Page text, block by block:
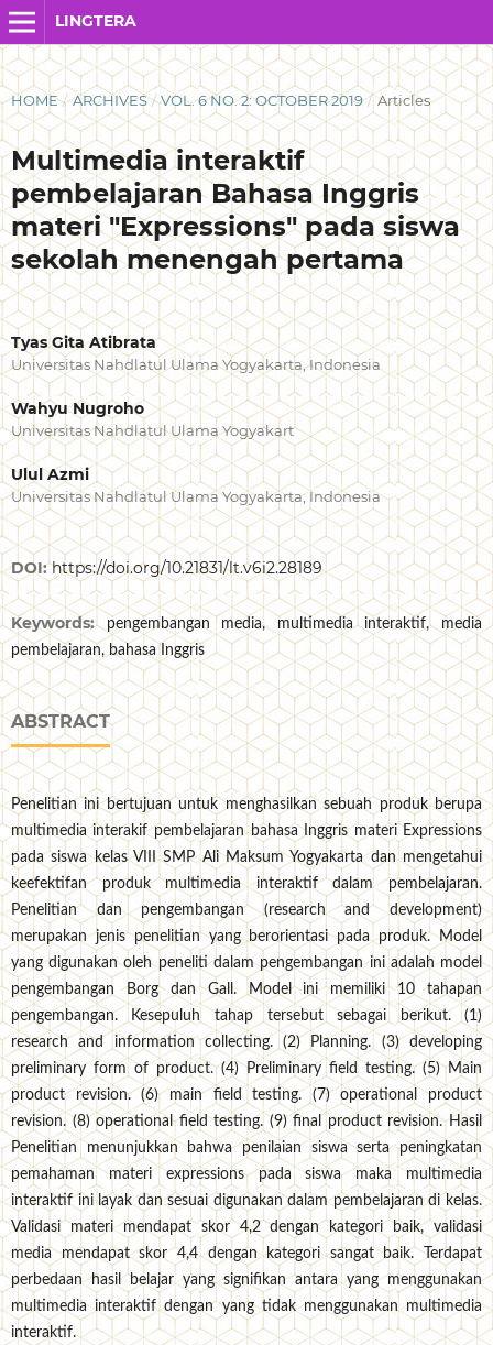
LINGTERA
HOME / ARCHIVES / VOL. 6 NO. 2: OCTOBER 2019 / Articles
Multimedia interaktif
pembelajaran Bahasa Inggris
materi "Expressions" pada siswa
sekolah menengah pertama
Tyas Gita Atibrata
Universitas Nahdlatul Ulama Yogyakarta, Indonesia
Wahyu Nugroho
Universitas Nahdlatul Ulama Yogyakart
Ulul Azmi
Universitas Nahdlatul Ulama Yogyakarta, Indonesia
DOI:https://doi.org/10.21831/lt.v6i2.28189
Keywords: pengembangan media, multimedia interaktif, media
pembelajaran, bahasa Inggris
ABSTRACT
Penelitian ini bertujuan untuk menghasilkan sebuah produk berupa
multimedia interakif pembelajaran bahasa Inggris materi Expressions
pada siswa kelas VIII SMP Ali Maksum Yogyakarta dan mengetahui
keefektifan produk multimedia interaktif dalam pembelajaran.
Penelitian dan pengembangan (research and development)
merupakan jenis penelitian yang berorientasi pada produk. Model
yang digunakan oleh peneliti dalam pengembangan ini adalah model
pengembangan Borg dan Gall. Model ini memiliki 10 tahapan
pengembangan. Kesepuluh tahap tersebut sebagai berikut. (1)
research and information collecting. (2) Planning. (3) developing
preliminary form of product. (4) Preliminary field testing. (5) Main
product revision. (6) main field testing. (7) operational product
revision. (8) operational field testing. (9) final product revision. Hasil
Penelitian menunjukkan bahwa penilaian siswa serta peningkatan
pemahaman materi expressions pada siswa maka multimedia
interaktif ini layak dan sesuai digunakan dalam pembelajaran di kelas.
Validasi materi mendapat skor 4,2 dengan kategori baik, validasi
media mendapat skor 4,4 dengan kategori sangat baik. Terdapat
perbedaan hasil belajar yang signifikan antara yang menggunakan
multimedia interaktif dengan yang tidak menggunakan multimedia
interaktif.